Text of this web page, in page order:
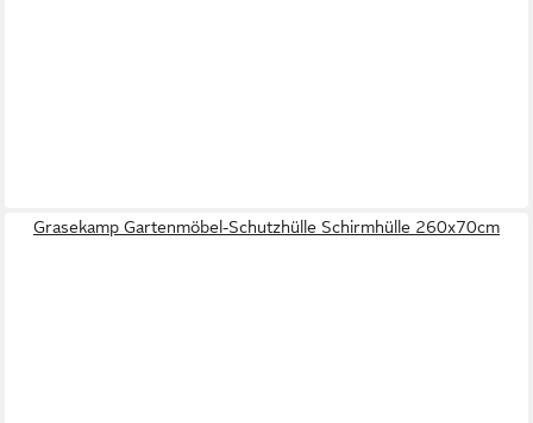
Grasekamp Gartenmöbel-Schutzhülle Schirmhülle 260x70cm